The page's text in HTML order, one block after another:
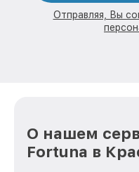
Отправляя, Вы
О нашем
Fortuna в